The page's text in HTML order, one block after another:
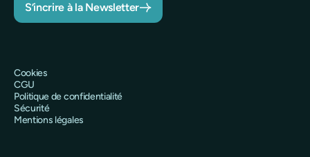
S’incrire à la Newsletter
Cookies
CGU
Politique de confidentialité
Sécurité
Mentions légales